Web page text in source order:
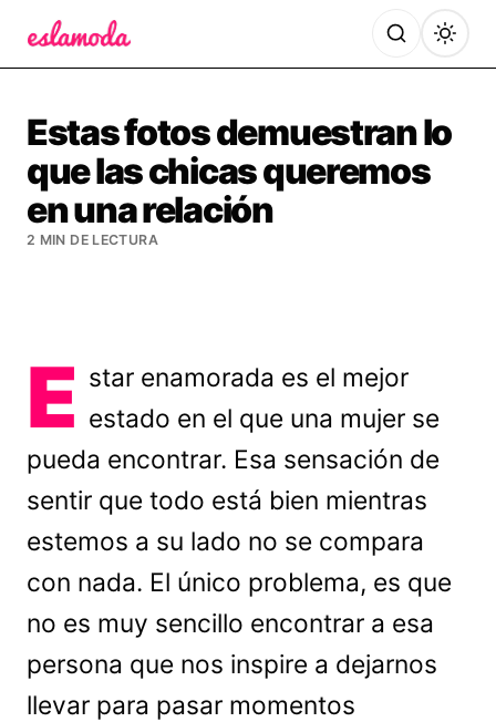
Estas fotos demuestran lo
que las chicas queremos
en una relación
2 MIN DE LECTURA
E star enamorada es el mejor
estado en el que una mujer se
pueda encontrar. Esa sensación de
sentir que todo está bien mientras
estemos a su lado no se compara
con nada. El único problema, es que
no es muy sencillo encontrar a esa
persona que nos inspire a dejarnos
llevar para pasar momentos